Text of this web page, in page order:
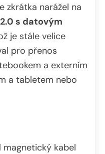
zkrátka narážel na
s datovým
je stále velice
pro přenos
a externím
a tabletem nebo
magnetický kabel